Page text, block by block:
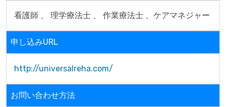
看護師 、 理学療法士 、 作業療法士 、ケアマネジャー
申し込みURL
http://universalreha.com/
お問い合わせ方法